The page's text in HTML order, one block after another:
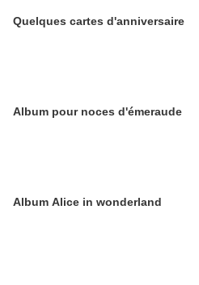
Quelques cartes d'anniversaire
Album pour noces d'émeraude
Album Alice in wonderland